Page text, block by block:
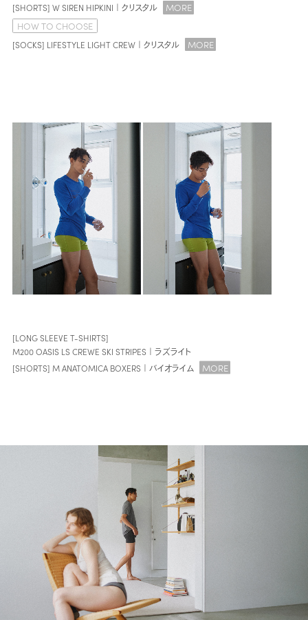
[SHORTS] W SIREN HIPKINI｜クリスタル
MORE
HOW TO CHOOSE
[SOCKS] LIFESTYLE LIGHT CREW｜クリスタル MORE
[LONG SLEEVE T-SHIRTS]
M200 OASIS LS CREWE SKI STRIPES｜ラズライト
[SHORTS] M ANATOMICA BOXERS｜バイオライム
MORE